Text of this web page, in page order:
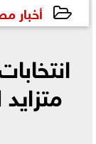
أخبار